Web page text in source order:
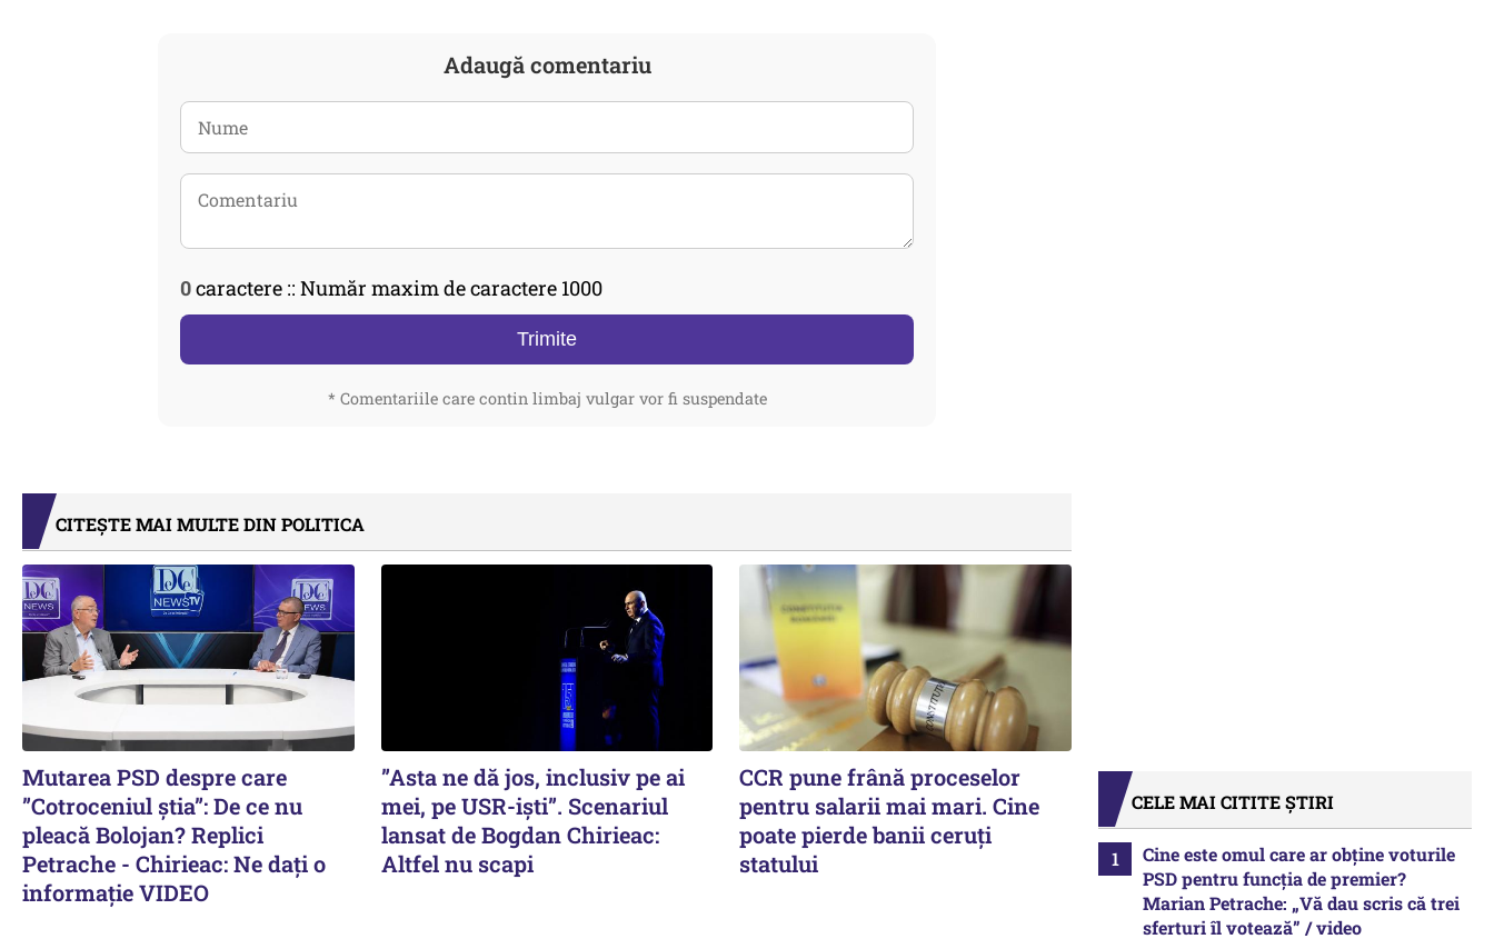
Adaugă comentariu
0caractere :: Număr maxim de caractere 1000
Trimite
* Comentariile care contin limbaj vulgar vor fi suspendate
CITEȘTE MAI MULTE DIN POLITICA
Mutarea PSD despre care
”Cotroceniul știa”: De ce nu
pleacă Bolojan? Replici
Petrache - Chirieac: Ne dați o
informație VIDEO
”Asta ne dă jos, inclusiv pe ai
mei, pe USR-iști”. Scenariul
lansat de Bogdan Chirieac:
Altfel nu scapi
CCR pune frână proceselor
pentru salarii mai mari. Cine
poate pierde banii ceruți
statului
CELE MAI CITITE ȘTIRI
Cine este omul care ar obține voturile
PSD pentru funcția de premier?
Marian Petrache: „Vă dau scris că trei
sferturi îl votează” / video